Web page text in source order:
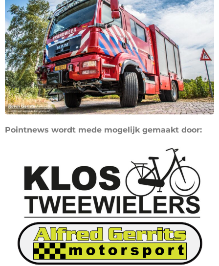
Pointnews wordt mede mogelijk gemaakt door: